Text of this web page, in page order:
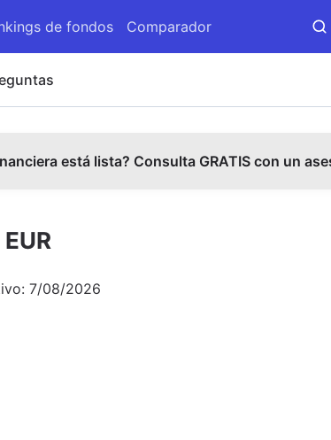
de fondos Comparador
está lista? Consulta GRATIS con un
7/08/2026